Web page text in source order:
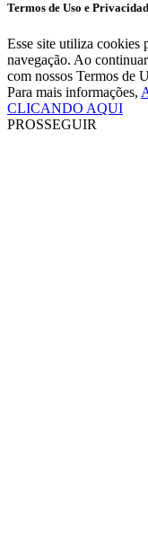
Termos de Uso e
Esse site utiliza cookies
navegação. Ao
com nossos Termos de
Para mais informações,
CLICANDO AQUI
PROSSEGUIR